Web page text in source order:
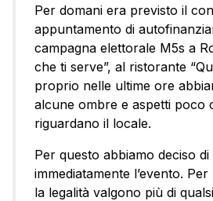
Per domani era previsto il
appuntamento di
campagna elettorale M5s a
che ti serve”, al ristorante
proprio nelle ultime ore
alcune ombre e aspetti poco
riguardano il locale.
Per questo abbiamo deciso
immediatamente l’evento.
la legalità valgono più di